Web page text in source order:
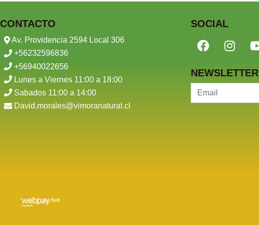
CONTACTO
Av. Providencia 2594 Local 306
+56232596836
+56940022656
Lunes a Viernes 11:00 a 18:00
Sabados 11:00 a 14:00
David.morales@vimoranatural.cl
SOCIAL
NEWSLETTER